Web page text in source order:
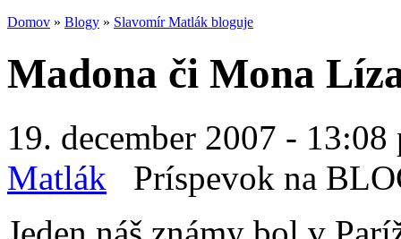
Domov » Blogy » Slavomír Matlák bloguje
Madona či Mona
19. december 2007 -
Matlák Príspevok na